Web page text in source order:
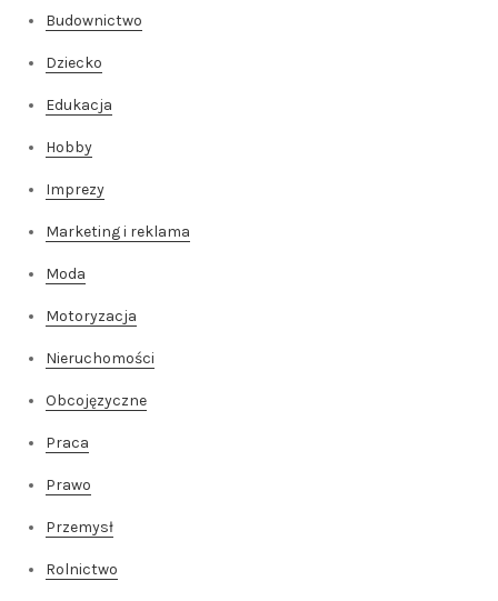
Budownictwo
Dziecko
Edukacja
Hobby
Imprezy
Marketing i reklama
Moda
Motoryzacja
Nieruchomości
Obcojęzyczne
Praca
Prawo
Przemysł
Rolnictwo